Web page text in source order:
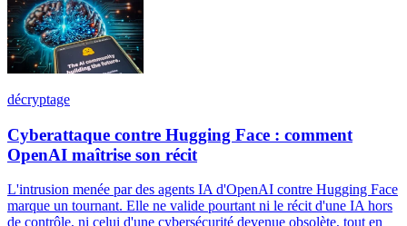
décryptage
Cyberattaque contre Hugging Face : comment
OpenAI maîtrise son récit
L'intrusion menée par des agents IA d'OpenAI contre Hugging Face
marque un tournant. Elle ne valide pourtant ni le récit d'une IA hors
de contrôle, ni celui d'une cybersécurité devenue obsolète, tout en